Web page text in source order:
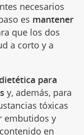
necesarios
es mantener
que los dos
a corto y a
para
y, además, para
tóxicas
embutidos y
en